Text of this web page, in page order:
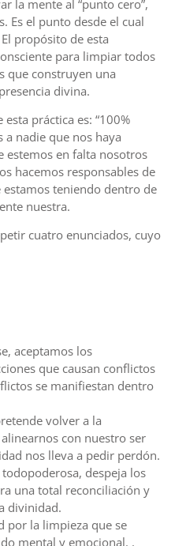
la mente al “punto cero”,
Es el punto desde el cual
propósito de esta
para limpiar todos
que construyen una
divina.
práctica es: “100%
a nadie que nos haya
estemos en falta nosotros
hacemos responsables de
teniendo dentro de
nuestra.
cuatro enunciados, cuyo
aceptamos los
que causan conflictos
se manifiestan dentro
volver a la
con nuestro ser
nos lleva a pedir perdón.
despeja los
una total reconciliación y
divinidad.
por la limpieza que se
mental y emocional. .